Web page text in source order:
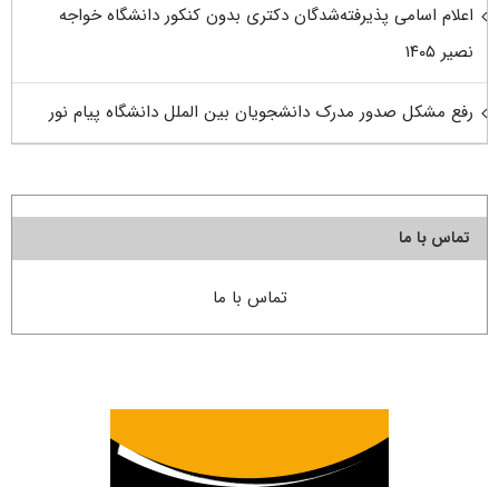
اعلام اسامی پذیرفته‌شدگان دکتری بدون کنکور دانشگاه خواجه
نصیر ۱۴۰۵
رفع مشکل صدور مدرک دانشجویان بین الملل دانشگاه پیام نور
تماس با ما
تماس با ما